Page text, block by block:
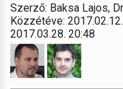
Szerző: Baksa Lajos,
Közzétéve:
2017.03.28. 20:48